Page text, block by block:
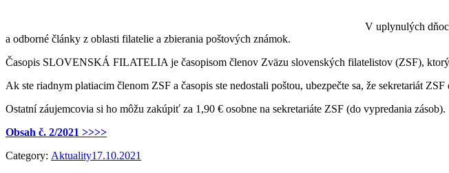
V uplynulých
a odborné články z oblasti filatelie a zbierania poštových známok.
Časopis SLOVENSKÁ FILATELIA je časopisom členov Zväzu slovenských filatelistov (ZSF),
Ak ste riadnym platiacim členom ZSF a časopis ste nedostali poštou, ubezpečte sa, že sekretariát
Ostatní záujemcovia si ho môžu zakúpiť za 1,90 € osobne na sekretariáte ZSF (do vypredania zásob).
Obsah č. 2/2021 >>>>
Category: Aktuality17.10.2021